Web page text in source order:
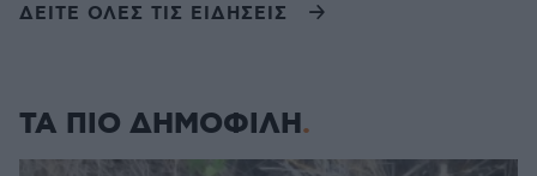
ΔΕΙΤΕ ΟΛΕΣ ΤΙΣ ΕΙΔΗΣΕΙΣ
ΤΑ ΠΙΟ ΔΗΜΟΦΙΛΗ